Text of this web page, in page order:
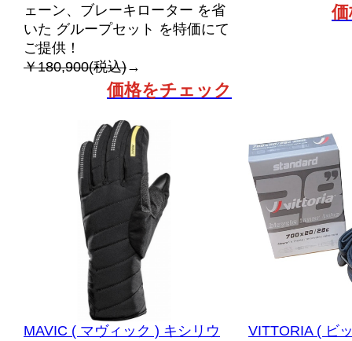
ェーン、ブレーキローター を省
いた グループセット を特価にて
ご提供！
￥180,900(税込)→
価格をチェック
MAVIC ( マヴィック ) キシリウ
VITTORIA ( ビ